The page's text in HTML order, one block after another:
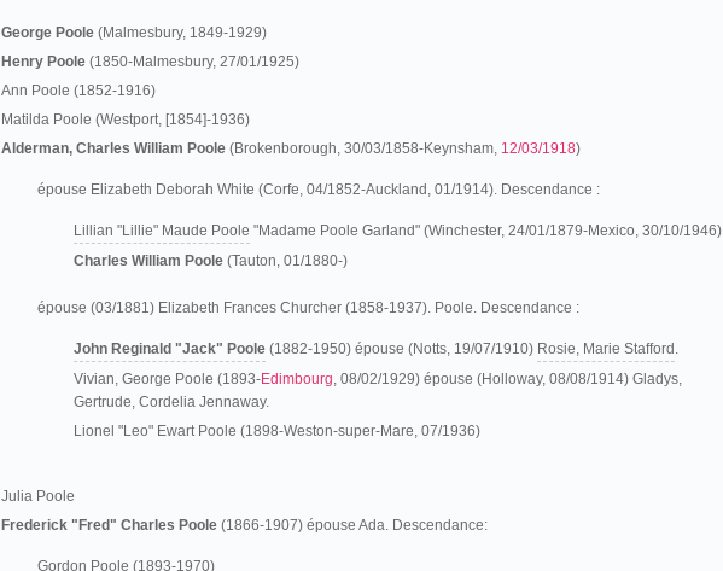
George Poole (Malmesbury, 1849-1929)
Henry Poole (1850-Malmesbury, 27/01/1925)
Ann Poole (1852-1916)
Matilda Poole (Westport, [1854]-1936)
Alderman, Charles William Poole (Brokenborough, 30/03/1858-Keynsham, 12/03/1918)
épouse Elizabeth Deborah White (Corfe, 04/1852-Auckland, 01/1914). Descendance :
Lillian "Lillie" Maude Poole "Madame Poole Garland" (Winchester, 24/01/1879-Mexico, 30/10/1946)
Charles William Poole (Tauton, 01/1880-)
épouse (03/1881) Elizabeth Frances Churcher (1858-1937). Poole. Descendance :
John Reginald "Jack" Poole (1882-1950) épouse (Notts, 19/07/1910) Rosie, Marie Stafford .
Vivian, George Poole (1893-Edimbourg, 08/02/1929) épouse (Holloway, 08/08/1914) Gladys,
Gertrude, Cordelia Jennaway.
Lionel "Leo" Ewart Poole (1898-Weston-super-Mare, 07/1936)
Julia Poole
Frederick "Fred" Charles Poole (1866-1907) épouse Ada. Descendance:
Gordon Poole (1893-1970)